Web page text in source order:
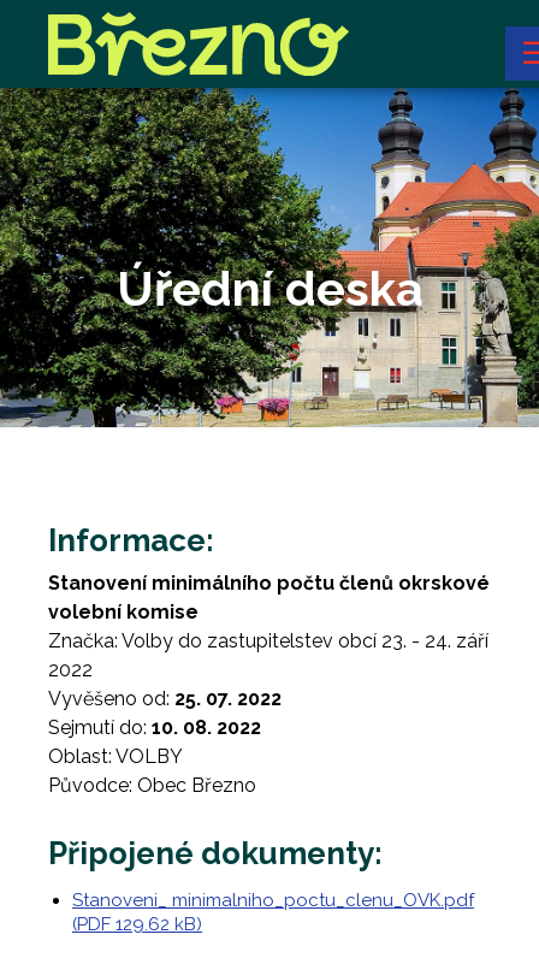
Úřední deska
Informace:
Stanovení minimálního počtu členů okrskové
volební komise
Značka: Volby do zastupitelstev obcí 23. - 24. září
2022
Vyvěšeno od: 25. 07. 2022
Sejmutí do: 10. 08. 2022
Oblast: VOLBY
Původce: Obec Březno
Připojené dokumenty:
Stanoveni_ minimalniho_poctu_clenu_OVK.pdf
(PDF 129.62 kB)